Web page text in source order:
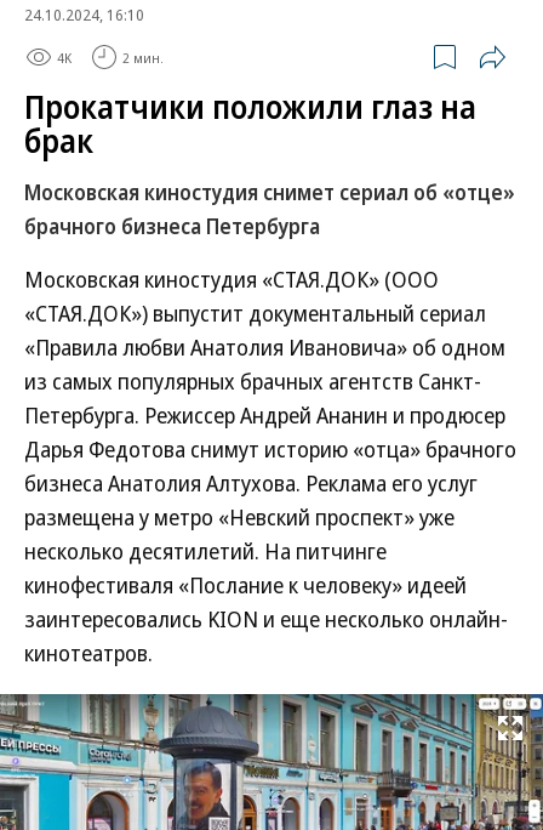
24.10.2024, 16:10
4K 2 мин.
Прокатчики положили глаз на
брак
Московская киностудия снимет сериал об «отце»
брачного бизнеса Петербурга
Московская киностудия «СТАЯ.ДОК» (ООО
«СТАЯ.ДОК») выпустит документальный сериал
«Правила любви Анатолия Ивановича» об одном
из самых популярных брачных агентств Санкт-
Петербурга. Режиссер Андрей Ананин и продюсер
Дарья Федотова снимут историю «отца» брачного
бизнеса Анатолия Алтухова. Реклама его услуг
размещена у метро «Невский проспект» уже
несколько десятилетий. На питчинге
кинофестиваля «Послание к человеку» идеей
заинтересовались KION и еще несколько онлайн-
кинотеатров.
Развернуть